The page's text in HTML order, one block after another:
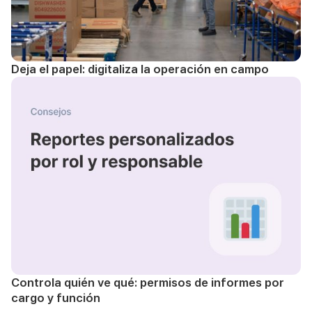
Deja el papel: digitaliza la operación en campo
Controla quién ve qué: permisos de informes por
cargo y función